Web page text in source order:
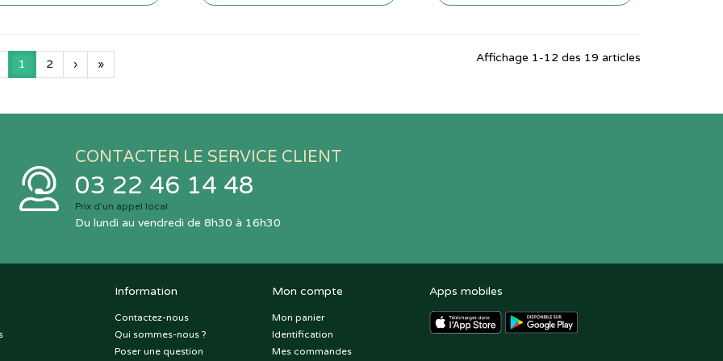
1 2 › » Affichage 1-12 des 19 articles
CONTACTER LE SERVICE CLIENT
03 22 46 14 48
Prix d’un appel local
Du lundi au vendredi de 8h30 à 16h30
Information
Contactez-nous
Qui sommes-nous ?
Poser une question
Mon compte
Mon panier
Identification
Mes commandes
Apps mobiles